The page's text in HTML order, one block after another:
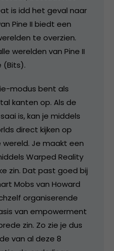
is idd het geval naar
Pine II biedt een
te overzien.
werelden van Pine II
(Bits).
modus bent als
kanten op. Als de
is, kan je middels
direct kijken op
Je maakt een
Warped Reality
zin. Dat past goed bij
Mobs van Howard
organiserende
van empowerment
zin. Zo zie je dus
van al deze 8